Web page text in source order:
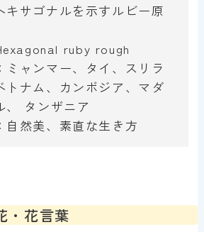
キサゴナルを示すルビー原
ruby rough
ミャンマー、タイ、スリラ
トナム、カンボジア、マダ
、 タンザニア
自然美、素直な生き方
・花言葉